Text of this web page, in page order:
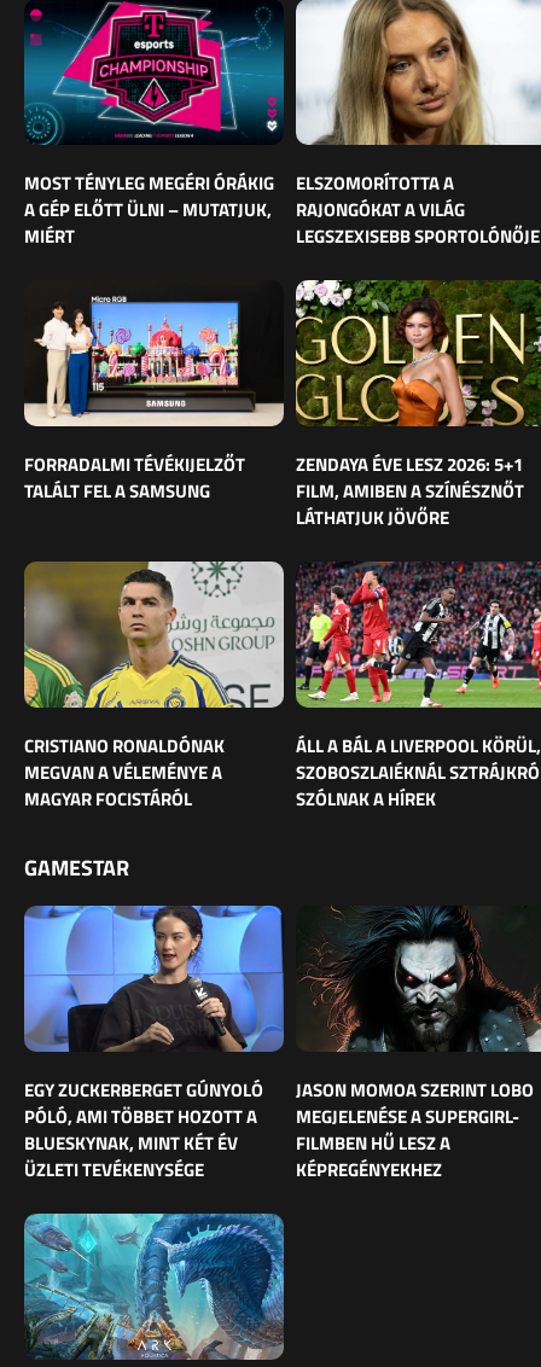
MOST TÉNYLEG MEGÉRI ÓRÁKIG
A GÉP ELŐTT ÜLNI – MUTATJUK,
MIÉRT
ELSZOMORÍTOTTA A
RAJONGÓKAT A VILÁG
LEGSZEXISEBB SPORTOLÓNŐJE
FORRADALMI TÉVÉKIJELZŐT
TALÁLT FEL A SAMSUNG
ZENDAYA ÉVE LESZ 2026: 5+1
FILM, AMIBEN A SZÍNÉSZNŐT
LÁTHATJUK JÖVŐRE
CRISTIANO RONALDÓNAK
MEGVAN A VÉLEMÉNYE A
MAGYAR FOCISTÁRÓL
ÁLL A BÁL A LIVERPOOL KÖRÜL,
SZOBOSZLAIÉKNÁL
SZÓLNAK A HÍREK
GAMESTAR
EGY ZUCKERBERGET GÚNYOLÓ
PÓLÓ, AMI TÖBBET HOZOTT A
BLUESKYNAK, MINT KÉT ÉV
ÜZLETI TEVÉKENYSÉGE
JASON MOMOA SZERINT LOBO
MEGJELENÉSE A SUPERGIRL-
FILMBEN HŰ LESZ A
KÉPREGÉNYEKHEZ